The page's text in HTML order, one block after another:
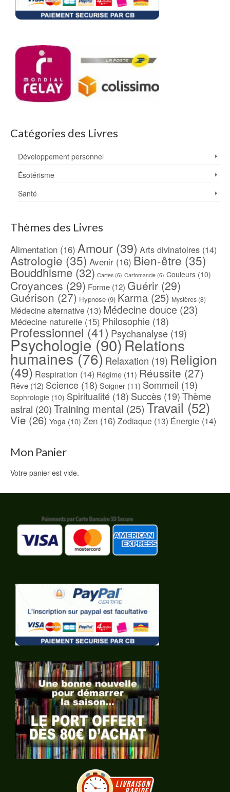
Catégories des Livres
Développement personnel
Ésotérisme
Santé
Thèmes des Livres
Alimentation (16) Amour (39) Arts divinatoires (14)
Astrologie (35) Avenir (16) Bien-être (35)
Bouddhisme (32) Cartes (6) Cartomancie (6) Couleurs (10)
Croyances (29) Forme (12) Guérir (29)
Guérison (27) Hypnose (9) Karma (25) Mystères (8)
Médecine alternative (13) Médecine douce (23)
Médecine naturelle (15) Philosophie (18)
Professionnel(41) Psychanalyse (19)
Psychologie(90) Relations
humaines(76) Relaxation (19) Religion
(49) Respiration (14) Régime (11) Réussite (27)
Rêve (12) Science (18) Soigner (11) Sommeil (19)
Sophrologie (10) Spiritualité (18) Succès (19)Thème
astral (20)Training mental (25) Travail (52)
Vie (26) Yoga (10) Zen (16) Zodiaque (13) Énergie (14)
Mon Panier
Votre panier est vide.